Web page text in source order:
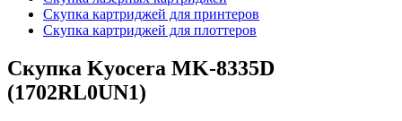
Скупка картриджей для принтеров
Скупка картриджей для плоттеров
Скупка Kyocera MK-8335D
(1702RL0UN1)